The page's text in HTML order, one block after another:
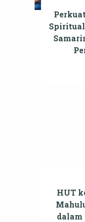
HUT
dalam